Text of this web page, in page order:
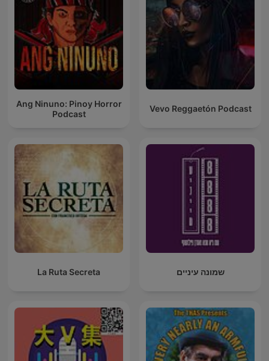
Ang Ninuno: Pinoy Horror
Podcast
Vevo Reggaetón Podcast
La Ruta Secreta שמונה עיניים